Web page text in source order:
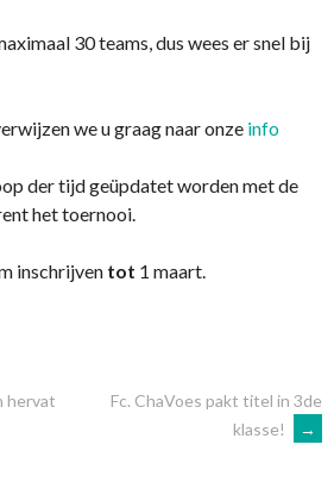
30 teams, dus wees er snel bij
we u graag naar onze info
der tijd geüpdatet worden met de
het toernooi.
inschrijven tot 1 maart.
hervat
Fc. ChaVoes pakt titel in 3de
klasse!
→